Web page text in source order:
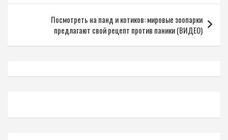
Посмотреть на панд и котиков: мировые зоопарки
предлагают свой рецепт против паники (ВИДЕО)